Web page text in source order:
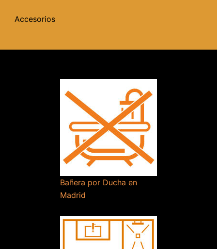
Accesorios
Bañera por Ducha en
Madrid